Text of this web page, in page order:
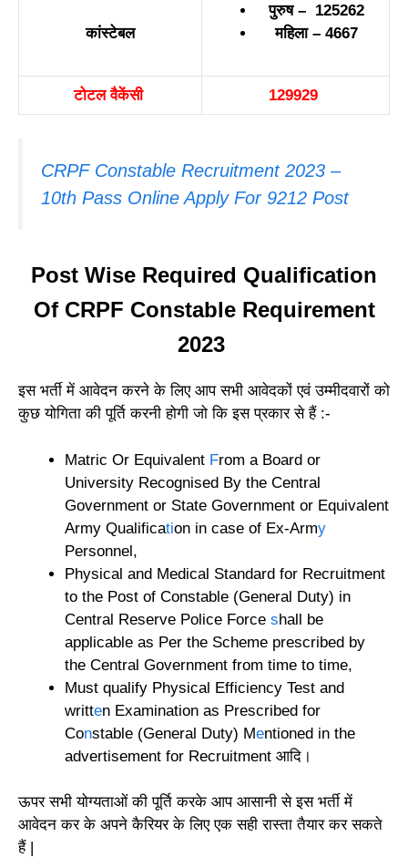
कांस्टेबल
पुरुष – 125262
महिला – 4667
टोटल वैकेंसी 129929
CRPF Constable Recruitment 2023 –
10th Pass Online Apply For 9212 Post
Post Wise Required Qualification
Of CRPF Constable Requirement
2023
इस भर्ती में आवेदन करने के लिए आप सभी आवेदकों एवं उम्मीदवारों को
कुछ योगिता की पूर्ति करनी होगी जो कि इस प्रकार से हैं :-
Matric Or Equivalent From a Board or
University Recognised By the Central
Government or State Government or Equivalent
Army Qualification in case of Ex-Army
Personnel,
Physical and Medical Standard for Recruitment
to the Post of Constable (General Duty) in
Central Reserve Police Force shall be
applicable as Per the Scheme prescribed by
the Central Government from time to time,
Must qualify Physical Efficiency Test and
written Examination as Prescribed for
Constable (General Duty) Mentioned in the
advertisement for Recruitment आदि।
ऊपर सभी योग्यताओं की पूर्ति करके आप आसानी से इस भर्ती में
आवेदन कर के अपने कैरियर के लिए एक सही रास्ता तैयार कर सकते
हैं |